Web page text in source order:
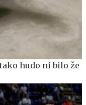
hudo ni bilo že